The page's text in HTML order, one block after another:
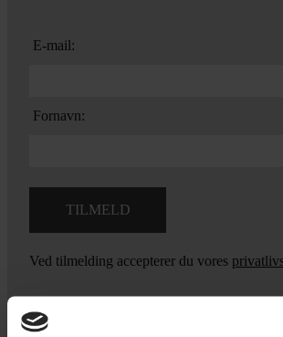
E-mail:
Fornavn:
Ved tilmelding accepterer du vores